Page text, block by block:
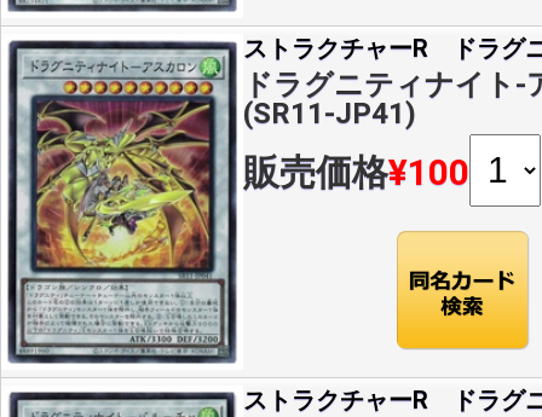
ストラクチャーR ドラグ
ドラグニティナイト-
(SR11-JP41)
販売価格¥100
ストラクチャーR ドラグ